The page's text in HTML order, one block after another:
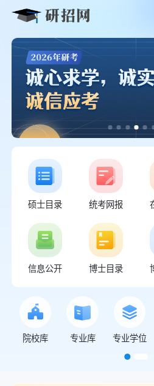
硕士目录 统考网报
信息公开 博士目录
院校库 专业库 专业学位